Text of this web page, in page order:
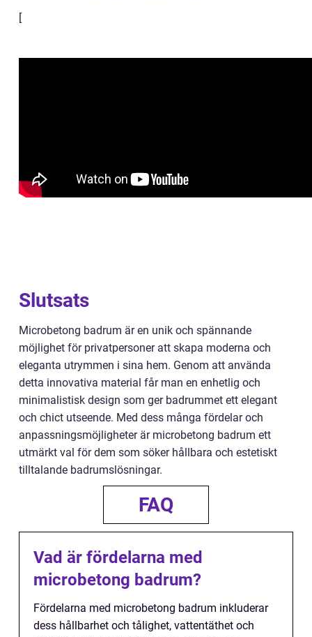
[
Slutsats
Microbetong badrum är en unik och spännande
möjlighet för privatpersoner att skapa moderna och
eleganta utrymmen i sina hem. Genom att använda
detta innovativa material får man en enhetlig och
minimalistisk design som ger badrummet ett elegant
och chict utseende. Med dess många fördelar och
anpassningsmöjligheter är microbetong badrum ett
utmärkt val för dem som söker hållbara och estetiskt
tilltalande badrumslösningar.
FAQ
Vad är fördelarna med
microbetong badrum?
Fördelarna med microbetong badrum inkluderar
dess hållbarhet och tålighet, vattentäthet och